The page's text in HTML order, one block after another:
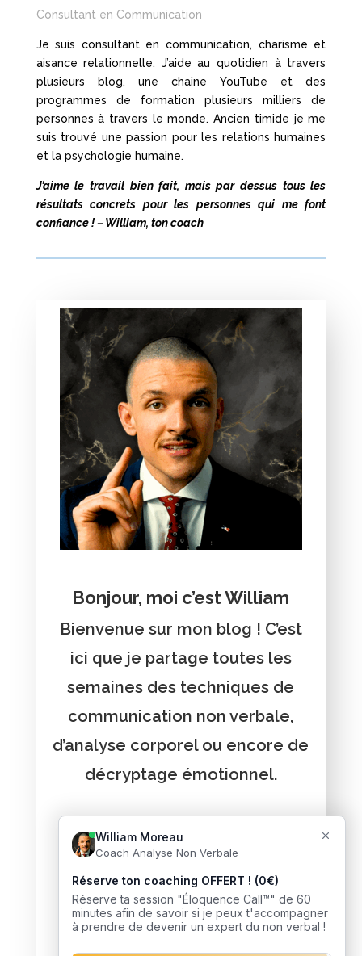
Consultant en Communication
Je suis consultant en communication, charisme et
aisance relationnelle. J’aide au quotidien à travers
plusieurs blog, une chaine YouTube et des
programmes de formation plusieurs milliers de
personnes à travers le monde.Ancien timide je me
suis trouvé une passion pour les relations humaines
et la psychologie humaine.
J’aime le travail bien fait, mais par dessus tous les
résultats concrets pour les personnes qui me font
confiance ! – William, ton coach
Bonjour, moi c’est William
Bienvenue sur mon blog ! C’est
ici que je partage toutes les
semaines des techniques de
communication non verbale,
d’analyse corporel ou encore de
décryptage émotionnel.
Vous voulez recevoir de
l'aide ?
J’accompagne des milliers de
personnes à développer leur
intelligence sociale et